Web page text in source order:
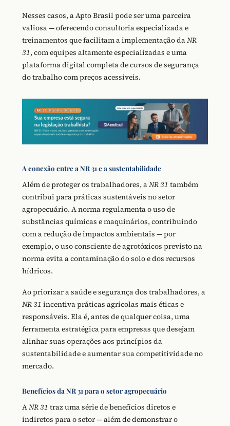
Nesses casos, a Apto Brasil pode ser uma parceira
valiosa — oferecendo consultoria especializada e
treinamentos que facilitam a implementação daNR
31, com equipes altamente especializadas e uma
plataforma digital completa de cursos de segurança
do trabalho com preços acessíveis.
A conexão entre a NR 31 e a sustentabilidade
Além de proteger os trabalhadores, aNR 31 também
contribui para práticas sustentáveis no setor
agropecuário. A norma regulamenta o uso de
substâncias químicas e maquinários, contribuindo
com a redução de impactos ambientais — por
exemplo, o uso consciente de agrotóxicos previsto na
norma evita a contaminação do solo e dos recursos
hídricos.
Ao priorizar a saúde e segurança dos trabalhadores, a
NR 31 incentiva práticas agrícolas mais éticas e
responsáveis. Ela é, antes de qualquer coisa, uma
ferramenta estratégica para empresas que desejam
alinhar suas operações aos princípios da
sustentabilidade e aumentar sua competitividade no
mercado.
Benefícios da NR 31 para o setor agropecuário
ANR 31 traz uma série de benefícios diretos e
indiretos para o setor — além de demonstrar o